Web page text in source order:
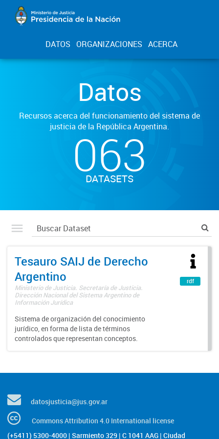
DATOS ORGANIZACIONES ACERCA
Datos
Recursos acerca del funcionamiento del sistema de
justicia de la República Argentina.
063
DATASETS
Tesauro SAIJ de Derecho
Argentino
Ministerio de Justicia. Secretaría de Justicia.
Dirección Nacional del Sistema Argentino de
Información Jurídica
Sistema de organización del conocimiento
jurídico, en forma de lista de términos
controlados que representan conceptos.
rdf
datosjusticia@jus.gov.ar
Commons Attribution 4.0 International license
(+5411) 5300-4000 | Sarmiento 329 | C 1041 AAG | Ciudad